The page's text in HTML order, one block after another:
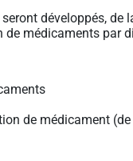
développés,
médicaments par
de médicament